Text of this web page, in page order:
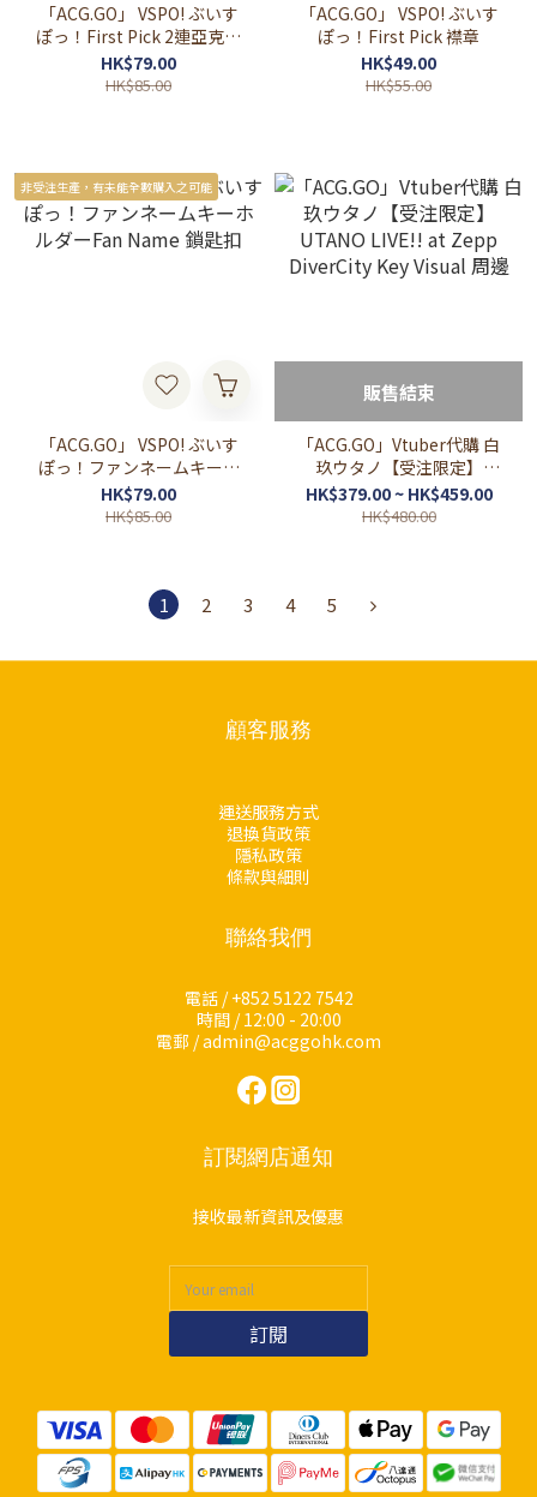
「ACG.GO」 VSPO! ぶいす
ぽっ！First Pick 2連亞克力
掛件
HK$79.00
HK$85.00
「ACG.GO」 VSPO! ぶいす
ぽっ！First Pick 襟章
HK$49.00
HK$55.00
非受注生產，有未能全數購入之可能
「ACG.GO」 VSPO! ぶいす
ぽっ！ファンネームキーホ
ルダーFan Name 鎖匙扣
HK$79.00
HK$85.00
販售結束
「ACG.GO」Vtuber代購 白
玖ウタノ【受注限定】
UTANO LIVE!! at Zepp
DiverCity Key Visual 周邊
HK$379.00 ~ HK$459.00
HK$480.00
1 2 3 4 5
顧客服務
運送服務方式
退換貨政策
隱私政策
條款與細則
聯絡我們
電話 / +852 5122 7542
時間 / 12:00 - 20:00
電郵 / admin@acggohk.com
訂閱網店通知
接收最新資訊及優惠
訂閱